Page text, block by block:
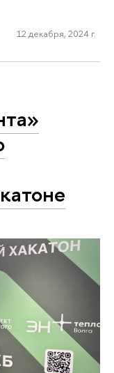
12 декабря, 2024 г.